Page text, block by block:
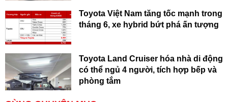
Toyota Việt Nam tăng tốc mạnh trong
tháng 6, xe hybrid bứt phá ấn tượng
Toyota Land Cruiser hóa nhà di động
có thể ngủ 4 người, tích hợp bếp và
phòng tắm